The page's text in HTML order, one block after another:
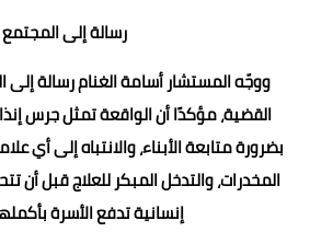
رسالة إلى المجتمع
ووجّه المستشار أسامة الغنام رسالة
القضية، مؤكدًا أن الواقعة تمثل جرس
بضرورة متابعة الأبناء، والانتباه إلى أي
المخدرات، والتدخل المبكر للعلاج قبل أن
إنسانية تدفع الأسرة